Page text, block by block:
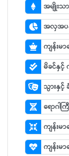
အမျိုးသာ
အလှအပနှ
ကျန်းမ
မိခင်နှင့်
သွားနှင့်
ရောဂါကြီ
ကျန်းမ
ကျန်းမာ